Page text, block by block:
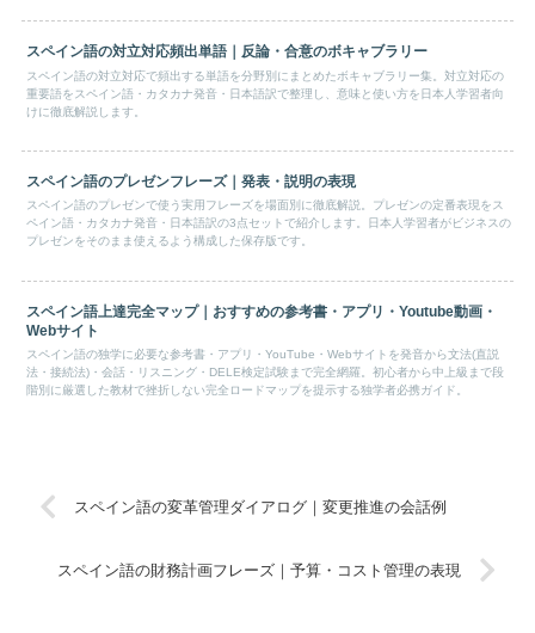
スペイン語の対立対応頻出単語｜反論・合意のボキャブラリー
スペイン語の対立対応で頻出する単語を分野別にまとめたボキャブラリー集。対立対応の
重要語をスペイン語・カタカナ発音・日本語訳で整理し、意味と使い方を日本人学習者向
けに徹底解説します。
スペイン語のプレゼンフレーズ｜発表・説明の表現
スペイン語のプレゼンで使う実用フレーズを場面別に徹底解説。プレゼンの定番表現をス
ペイン語・カタカナ発音・日本語訳の3点セットで紹介します。日本人学習者がビジネスの
プレゼンをそのまま使えるよう構成した保存版です。
スペイン語上達完全マップ｜おすすめの参考書・アプリ・Youtube動画・
Webサイト
スペイン語の独学に必要な参考書・アプリ・YouTube・Webサイトを発音から文法(直説
法・接続法)・会話・リスニング・DELE検定試験まで完全網羅。初心者から中上級まで段
階別に厳選した教材で挫折しない完全ロードマップを提示する独学者必携ガイド。
スペイン語の変革管理ダイアログ｜変更推進の会話例
スペイン語の財務計画フレーズ｜予算・コスト管理の表現